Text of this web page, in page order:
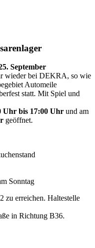
September
wieder bei DEKRA, so wie
Automeile
statt. Mit Spiel und
Uhr bis 17:00 Uhr und am
geöffnet.
Sonntag
zu erreichen. Haltestelle
in Richtung B36.